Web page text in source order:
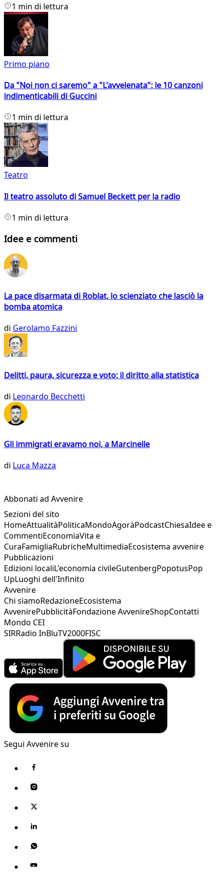
1 min di lettura
Primo piano
Da "Noi non ci saremo" a "L'avvelenata": le 10 canzoni
indimenticabili di Guccini
1 min di lettura
Teatro
Il teatro assoluto di Samuel Beckett per la radio
1 min di lettura
Idee e commenti
La pace disarmata di Roblat, lo scienziato che lasciò la
bomba atomica
di Gerolamo Fazzini
Delitti, paura, sicurezza e voto: il diritto alla statistica
di Leonardo Becchetti
Gli immigrati eravamo noi, a Marcinelle
di Luca Mazza
Abbonati ad Avvenire
Sezioni del sito
HomeAttualitàPoliticaMondoAgoràPodcastChiesaIdee e
CommentiEconomiaVita e
CuraFamigliaRubricheMultimediaEcosistema avvenire
Pubblicazioni
Edizioni localiL'economia civileGutenbergPopotusPop
UpLuoghi dell'Infinito
Avvenire
Chi siamoRedazioneEcosistema
AvvenirePubblicitàFondazione AvvenireShopContatti
Mondo CEI
SIRRadio InBluTV2000FISC
Segui Avvenire su